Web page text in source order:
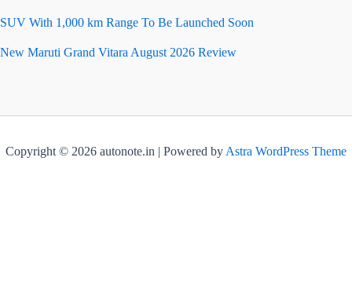
SUV With 1,000 km Range To Be Launched Soon
New Maruti Grand Vitara August 2026 Review
Copyright © 2026 autonote.in | Powered by Astra WordPress Theme